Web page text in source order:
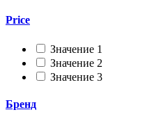
Price
Значение 1
Значение 2
Значение 3
Бренд